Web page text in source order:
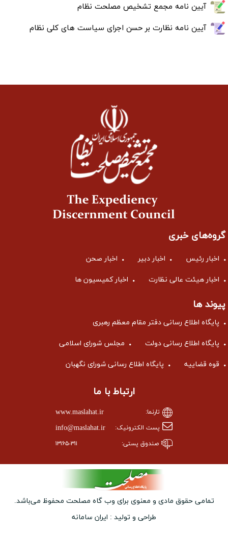
آیین نامه مجمع تشخیص مصلحت نظام
آیین نامه نظارت بر حسن اجرای سیاست های کلی نظام
گروه‌های خبری
اخبار رئیس اخبار دبیر اخبار صحن
اخبار هیئت عالی نظارت اخبار کمیسیون ها
پیوند ها
پایگاه اطلاع رسانی دفتر مقام معظم رهبری
پایگاه اطلاع رسانی دولت مجلس شورای اسلامی
قوه قضاییه پایگاه اطلاع رسانی شورای نگهبان
ارتباط با ما
تارنما: www.maslahat.ir
پست الکترونیک: info@maslahat.ir
صندوق پستی: ۱۳۱۶۵-۳۱۱
تمامی حقوق مادی و معنوی برای وب ‌گاه مصلحت محفوظ می‌باشد.
طراحی و تولید : ایران سامانه